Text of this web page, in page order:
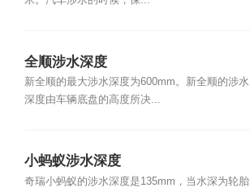
全顺涉水深度
新全顺的最大涉水深度为600mm。新全顺的涉水
深度由车辆底盘的高度所决...
小蚂蚁涉水深度
奇瑞小蚂蚁的涉水深度是135mm，当水深为轮胎